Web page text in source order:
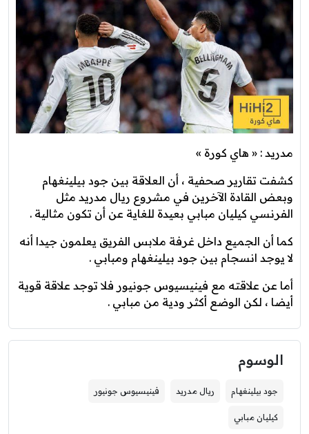
مدريد : « هاي كورة »
كشفت تقارير صحفية ، أن العلاقة بين جود بيلينغهام
وبعض القادة الآخرين في مشروع ريال مدريد مثل
الفرنسي كيليان مبابي بعيدة للغاية عن أن تكون مثالية .
كما أن الجميع داخل غرفة ملابس الفريق يعلمون جيدا أنه
لا يوجد انسجام بين جود بيلينغهام ومبابي .
أما عن علاقته مع فينيسيوس جونيور فلا توجد علاقة قوية
أيضا ، لكن الوضع أكثر ودية من مبابي .
الوسوم
جود بيلينغهام ريال مدريد فينيسيوس جونيور
كيليان مبابي